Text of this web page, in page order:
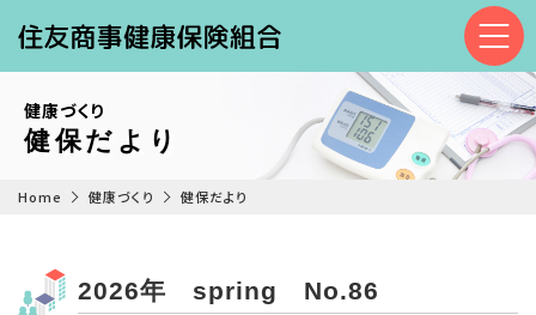
健康づくり
健保だより
Home 健康づくり 健保だより
2026年 spring No.86